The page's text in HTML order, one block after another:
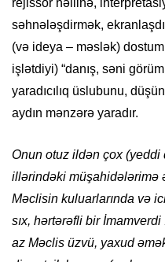
səhnələşdirmək,
(və ideya – məslək)
işlətdiyi) “danış, səni
yaradıcılıq üslubunu,
aydın mənzərə yaradır.
Onun otuz ildən çox (yeddi
illərindəki müşahidələrimə
Məclisin kuluarlarında və
sıx, hərtərəfli bir
az Məclis üzvü, yaxud